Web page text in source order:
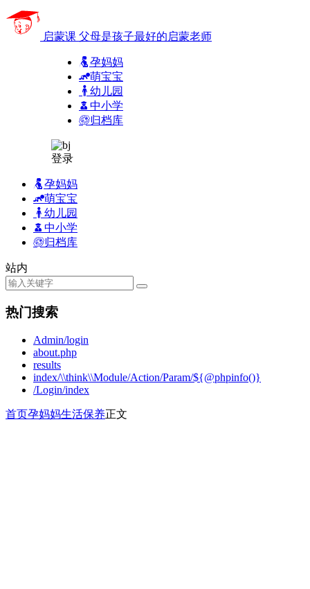
启蒙课 父母是孩子最好的启蒙老师
孕妈妈
萌宝宝
幼儿园
中小学
归档库
登录
孕妈妈
萌宝宝
幼儿园
中小学
归档库
站内
热门搜索
Admin/login
about.php
results
index/\\think\\Module/Action/Param/${@phpinfo()}
/Login/index
首页孕妈妈生活保养正文